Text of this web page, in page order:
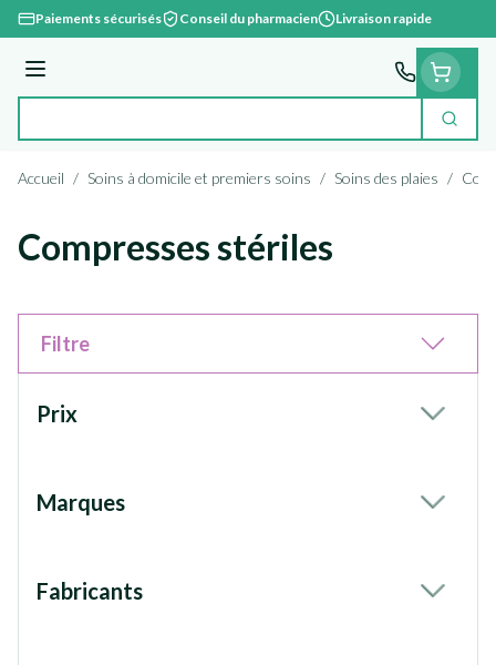
Aller au contenu
Paiements sécurisés Conseil du pharmacien Livraison rapide
Menu
Accueil / Soins à domicile et premiers soins / Soins des plaies /
Compresses stériles
Filtre
Prix
Marques
Fabricants